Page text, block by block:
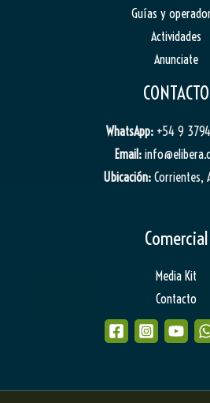
Guías y
Actividades
Anunciate
CONTACTO
WhatsApp: +54 9
Email:
Ubicación: Corrientes,
Comercial
Media Kit
Contacto